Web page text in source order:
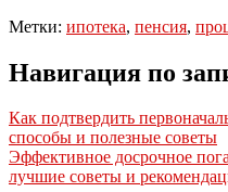
Метки: ипотека, пенсия,
Навигация по
Как подтвердить
способы и полезные советы
Эффективное досрочное
лучшие советы и